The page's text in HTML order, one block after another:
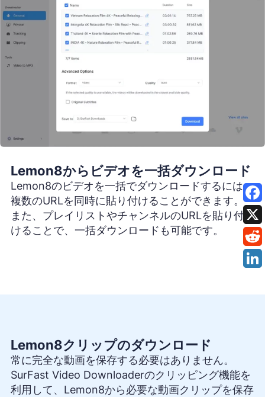
Lemon8からビデオを一括ダウンロード
Lemon8のビデオを一括でダウンロードするには、
複数のURLを同時に貼り付けることができます。
また、プレイリストやチャンネルのURLを貼り付
けることで、一括ダウンロードも可能です。
Lemon8クリップのダウンロード
常に完全な動画を保存する必要はありません。
SurFast Video Downloaderのクリッピング機能を
利用して、Lemon8から必要な動画クリップを保存